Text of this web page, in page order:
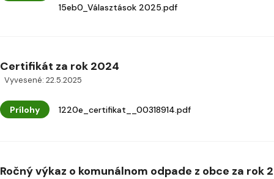
15eb0_Választások 2025.pdf
Certifikát za rok 2024
Vyvesené: 22.5.2025
Prílohy 1220e_certifikat__00318914.pdf
Ročný výkaz o komunálnom odpade z obce za rok